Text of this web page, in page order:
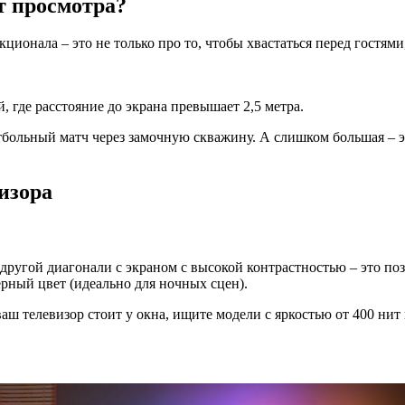
просмотра?
– это не только про то, чтобы хвастаться перед
расстояние до экрана превышает 2,5 метра.
матч через замочную скважину. А слишком большая –
диагонали с экраном с высокой контрастностью – это
цвет (идеально для ночных сцен).
телевизор стоит у окна, ищите модели с яркостью от 400